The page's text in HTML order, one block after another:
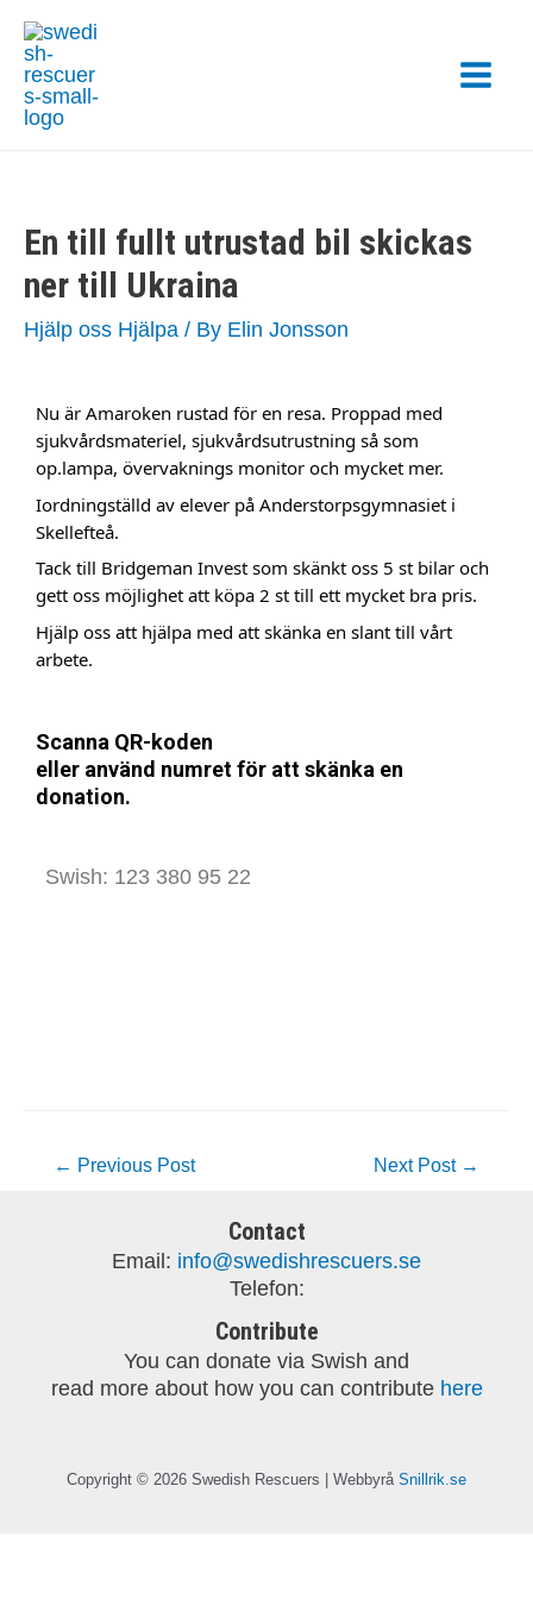
En till fullt utrustad bil skickas
ner till Ukraina
Hjälp oss Hjälpa / By Elin Jonsson
Nu är Amaroken rustad för en resa. Proppad med
sjukvårdsmateriel, sjukvårdsutrustning så som
op.lampa, övervaknings monitor och mycket mer.
Iordningställd av elever på Anderstorpsgymnasiet i
Skellefteå.
Tack till Bridgeman Invest som skänkt oss 5 st bilar och
gett oss möjlighet att köpa 2 st till ett mycket bra pris.
Hjälp oss att hjälpa med att skänka en slant till vårt
arbete.
Scanna QR-koden
eller använd numret för att skänka en
donation.
Swish: 123 380 95 22
← Previous Post Next Post →
Contact
Email: info@swedishrescuers.se
Telefon:
Contribute
You can donate via Swish and
read more about how you can contribute here
Copyright © 2026 Swedish Rescuers | Webbyrå Snillrik.se